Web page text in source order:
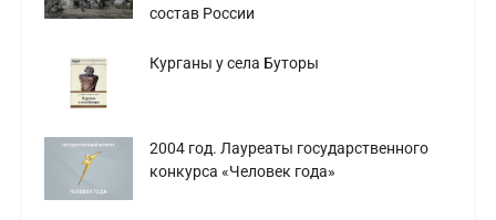
состав России
Курганы у села Буторы
2004 год. Лауреаты государственного
конкурса «Человек года»